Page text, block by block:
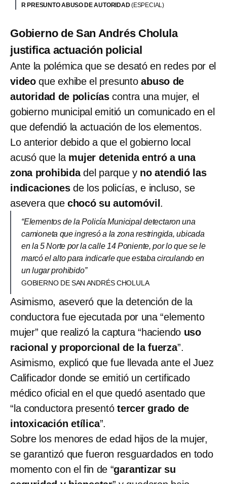
R PRESUNTO ABUSO DE AUTORIDAD(ESPECIAL)
Gobierno de San Andrés Cholula
justifica actuación policial
Ante la polémica que se desató en redes por el
video que exhibe el presuntoabuso de
autoridad de policías contra una mujer, el
gobierno municipal emitió un comunicado en el
que defendió la actuación de los elementos.
Lo anterior debido a que el gobierno local
acusó que la mujer detenida entró a una
zona prohibidadel parque y no atendió las
indicacionesde los policías, e incluso, se
asevera que chocó su automóvil .
“Elementos de la Policía Municipal detectaron una
camioneta que ingresó a la zona restringida, ubicada
en la 5 Norte por la calle 14 Poniente, por lo que se le
marcó el alto para indicarle que estaba circulando en
un lugar prohibido”
GOBIERNO DE SAN ANDRÉS CHOLULA
Asimismo, aseveró que la detención de la
conductora fue ejecutada por una “elemento
mujer” que realizó la captura “haciendo uso
racional y proporcional de la fuerza”.
Asimismo, explicó que fue llevada ante el Juez
Calificador donde se emitió un certificado
médico oficial en el que quedó asentado que
“la conductora presentótercer grado de
intoxicación etílica”.
Sobre los menores de edad hijos de la mujer,
se garantizó que fueron resguardados en todo
momento con el fin de “garantizar su